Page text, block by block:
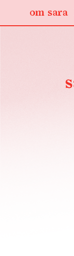
om sara